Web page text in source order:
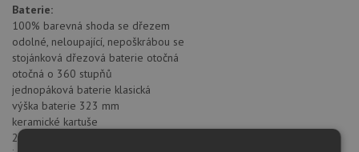
Baterie:
100% barevná shoda se dřezem
odolné, neloupající, nepoškrábou se
stojánková dřezová baterie otočná
otočná o 360 stupňů
jednopáková baterie klasická
výška baterie 323 mm
keramické kartuše
2 pružné propojovací hadice o délce 450 mm